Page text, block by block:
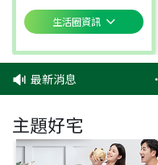
生活圈資訊
最新消息 ‧
主題好宅